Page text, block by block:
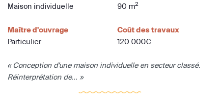
Maison individuelle
90 m2
Maître d'ouvrage
Particulier
Coût des travaux
120 000€
« Conception d'une maison individuelle en secteur classé.
Réinterprétation de... »